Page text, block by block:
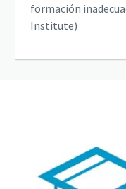
formación
Institute)